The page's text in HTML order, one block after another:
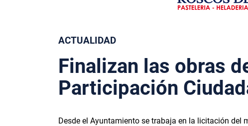
ACTUALIDAD
Finalizan las obras
Participación
Desde el Ayuntamiento se trabaja en la licitación del